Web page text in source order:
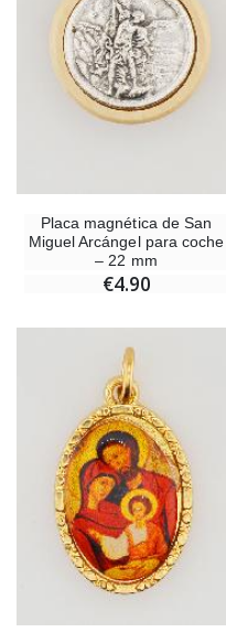
Placa magnética de San
Miguel Arcángel para coche
– 22 mm
€4.90